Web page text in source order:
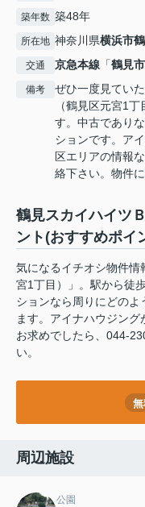
築年数 築48年
所在地 神奈川県横浜市
交通 京急本線 「鶴見
備考
ぜひ一度見てい
（鶴見区元宮1
す。中古であり
ションです。ア
区エリアの情報
絡下さい。物件
鶴見スカイハイツ
ント(おすすめポイ
気になるイチオシ物件
宮1丁目）」。駅から徒
ションなら周りにどのよ
ます。アイナハウジン
お求めでしたら、044-
い。
周辺施設
公園